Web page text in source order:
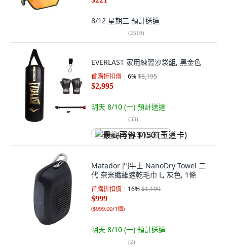
8/12 星期三 預計送達
(2519)
EVERLAST 家用練習沙袋組, 黑金色
首購折扣價 6%$3,195
$2,995
明天 8/10 (一) 預計送達
(33)
最高再省 $150 (王道卡)
Matador 鬥牛士 NanoDry Towel 二
代 奈米纖維速乾毛巾 L, 灰色, 1條
首購折扣價 16%$1,199
$999
($999.00/1個)
明天 8/10 (一) 預計送達
(2)